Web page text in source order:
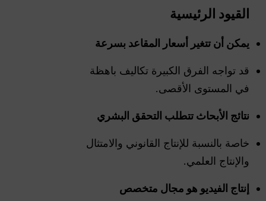
القيود الرئيسية
يمكن أن تتغير أسعار المقاعد بسرعة
قد تواجه الفرق الكبيرة تكاليف باهظة
في المستوى الأقصى.
نتائج الأبحاث تتطلب التحقق البشري
خاصة بالنسبة للإنتاج القانوني والامتثال
والإنتاج العلمي.
إنتاج الفيديو هو مجال متخصص